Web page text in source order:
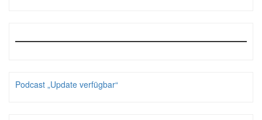
Podcast „Update verfügbar“